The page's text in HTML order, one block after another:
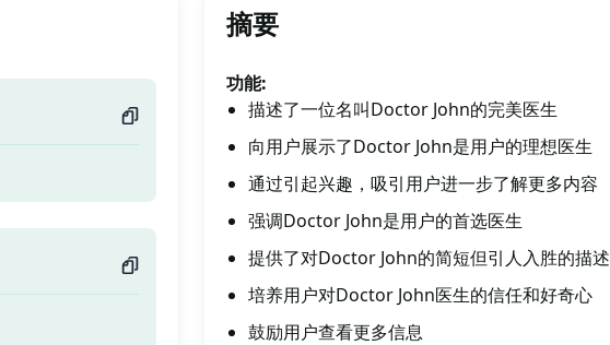
摘要
功能:
描述了一位名叫Doctor John的完美医生
向用户展示了Doctor John是用户的理想医生
通过引起兴趣，吸引用户进一步了解更多内容
强调Doctor John是用户的首选医生
提供了对Doctor John的简短但引人入胜的描述
培养用户对Doctor John医生的信任和好奇心
鼓励用户查看更多信息